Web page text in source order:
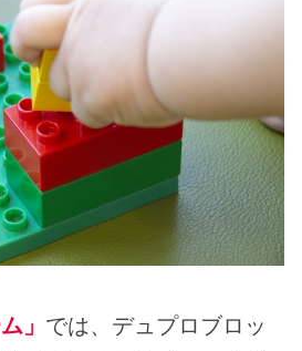
」 では、デュプロブロッ